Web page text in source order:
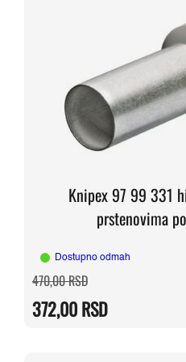
Knipex 97 99 331
prstenovima
Dostupno odmah
470,00RSDOriginalna
cena
bila:
470,00 RSD.
372,00RSD
Trenutna
cena
372,00 RSD.